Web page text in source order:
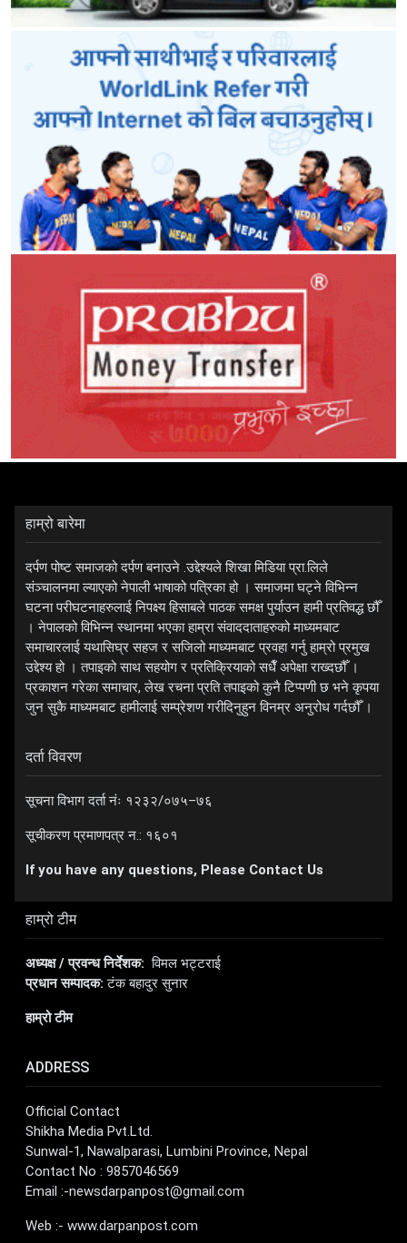
हाम्रो बारेमा
दर्पण पोष्ट समाजको दर्पण बनाउने .उद्देश्यले शिखा मिडिया प्रा.लिले
संञ्चालनमा ल्याएको नेपाली भाषाको पत्रिका हो । समाजमा घट्ने विभिन्न
घटना परीघटनाहरुलाई निपक्ष्य हिसाबले पाठक समक्ष पुर्याउन हामी प्रतिवद्ध छौँ
। नेपालको विभिन्न स्थानमा भएका हाम्रा संवाददाताहरुको माध्यमबाट
समाचारलाई यथासिघ्र सहज र सजिलो माध्यमबाट प्रवहा गर्नु हाम्रो प्रमुख
उद्देश्य हो । तपाइको साथ सहयोग र प्रतिक्रियाको सधैँ अपेक्षा राख्दछौँ ।
प्रकाशन गरेका समाचार, लेख रचना प्रति तपाइको कुनै टिप्पणी छ भने कृपया
जुन सुकै माध्यमबाट हामीलाई सम्प्रेशण गरीदिनुहुन विनम्र अनुरोध गर्दछौँ ।
दर्ता विवरण
सूचना विभाग दर्ता नंः १२३२/०७५–७६
सूचीकरण प्रमाणपत्र न.: १६०१
If you have any questions, Please Contact Us
हाम्रो टीम
अध्यक्ष / प्रवन्ध निर्देशक:विमल भट्टराई
प्रधान सम्पादक:टंक बहादुर सुनार
हाम्रो टीम
ADDRESS
Official Contact
Shikha Media Pvt.Ltd.
Sunwal-1, Nawalparasi, Lumbini Province, Nepal
Contact No : 9857046569
Email :-newsdarpanpost@gmail.com
Web :- www.darpanpost.com